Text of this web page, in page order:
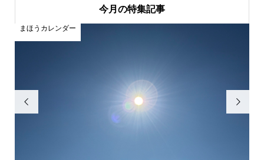
今月の特集記事

まほうカレンダー
